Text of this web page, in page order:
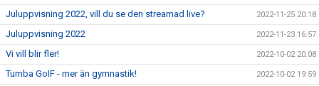
Juluppvisning 2022, vill du se den streamad live? 2022-11-25 20:18
Juluppvisning 2022 2022-11-23 16:57
Vi vill blir fler! 2022-10-02 20:08
Tumba GoIF - mer än gymnastik! 2022-10-02 19:59